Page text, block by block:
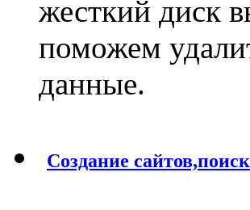
жесткий диск
поможем
данные.
Создание